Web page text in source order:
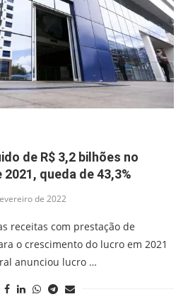
de R$ 3,2 bilhões no
queda de 43,3%
de 2022
receitas com prestação de
o crescimento do lucro em 2021
anunciou lucro …